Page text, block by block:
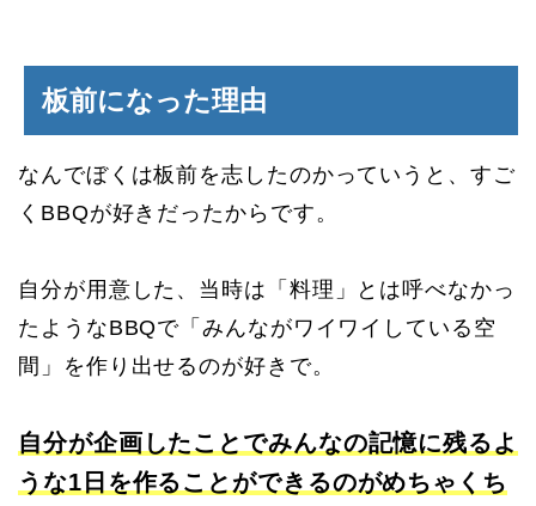
板前になった理由
なんでぼくは板前を志したのかっていうと、すご
くBBQが好きだったからです。
自分が用意した、当時は「料理」とは呼べなかっ
たようなBBQで「みんながワイワイしている空
間」を作り出せるのが好きで。
自分が企画したことでみんなの記憶に残るよ
うな1日を作ることができるのがめちゃくち